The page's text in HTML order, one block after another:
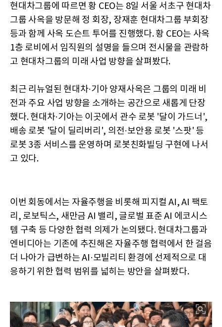
현대차그룹에 따르면 황 CEO는 8일 서울 서초구 현대차
그룹 사옥을 방문해 정 회장, 장재훈 현대차그룹 부회장
등과 함께 사옥 도슨트 투어를 진행했다. 황 CEO는 사옥
1층 로비에서 임직원의 설명을 들으며 전시물을 관람하
고 현대차그룹의 미래 사업 방향을 살펴봤다.
최근 리뉴얼된 현대차·기아 양재사옥은 그룹의 미래 비
전과 주요 사업 방향을 소개하는 공간으로 새롭게 단장
했다. 현대차·기아는 이곳에서 관수 로봇 '달이 가드너',
배송 로봇 '달이 딜리버리', 의전·보안용 로봇 '스팟' 등
로봇 3종 서비스를 운영하며 로봇친화빌딩 구현에 나서
고 있다.
이번 회동에서는 자율주행을 비롯해 피지컬 AI, AI 팩토
리, 로보틱스, 새만금 AI 밸리, 글로벌 표준 AI 에코시스
템 구축 등 다양한 협력 의제가 논의됐다. 현대차그룹과
엔비디아는 기존에 추진해온 자율주행 협력에서 한 걸음
더 나아가 급변하는 AI·모빌리티 환경에 선제적으로 대
응하기 위한 협력 범위를 넓히는 방안을 살펴봤다.